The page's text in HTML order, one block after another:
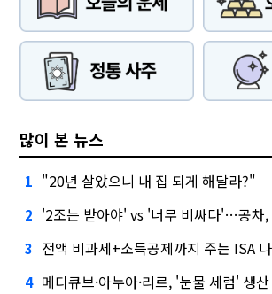
많이 본 뉴스
1 "20년 살았으니 내 집 되게 해달라?"
2 '2조는 받아야' vs '너무 비싸다'…공차,
3 전액 비과세+소득공제까지 주는 ISA
4 메디큐브·아누아·리르, '눈물 세럼' 생